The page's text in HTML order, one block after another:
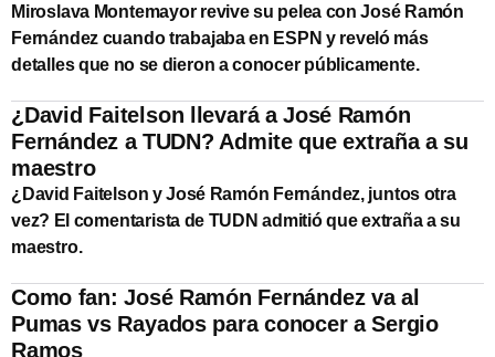
Miroslava Montemayor revive su pelea con José Ramón
Fernández cuando trabajaba en ESPN y reveló más
detalles que no se dieron a conocer públicamente.
¿David Faitelson llevará a José Ramón
Fernández a TUDN? Admite que extraña a su
maestro
¿David Faitelson y José Ramón Fernández, juntos otra
vez? El comentarista de TUDN admitió que extraña a su
maestro.
Como fan: José Ramón Fernández va al
Pumas vs Rayados para conocer a Sergio
Ramos